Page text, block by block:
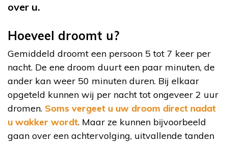
over u.
Hoeveel droomt u?
Gemiddeld droomt een persoon 5 tot 7 keer per
nacht. De ene droom duurt een paar minuten, de
ander kan weer 50 minuten duren. Bij elkaar
opgeteld kunnen wij per nacht tot ongeveer 2 uur
dromen. Soms vergeet u uw droom direct nadat
u wakker wordt. Maar ze kunnen bijvoorbeeld
gaan over een achtervolging, uitvallende tanden